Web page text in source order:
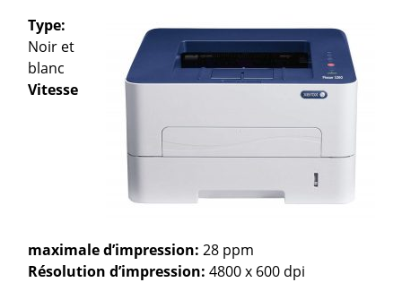
Type:
Noir et
blanc
Vitesse
maximale d’impression:28 ppm
Résolution d’impression:4800 x 600 dpi